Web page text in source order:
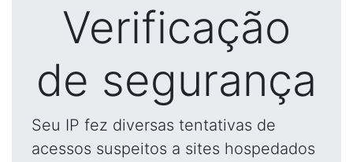
Verificação
de segurança
Seu IP fez diversas tentativas de
acessos suspeitos a sites hospedados